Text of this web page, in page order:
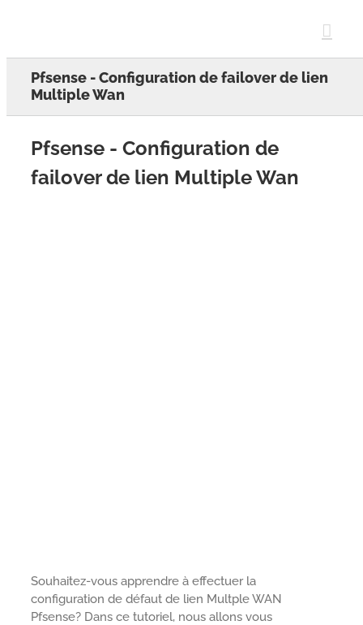
Pfsense - Configuration de failover de lien
Multiple Wan
Pfsense - Configuration de
failover de lien Multiple Wan
Souhaitez-vous apprendre à effectuer la
configuration de défaut de lien Multple WAN
Pfsense? Dans ce tutoriel, nous allons vous